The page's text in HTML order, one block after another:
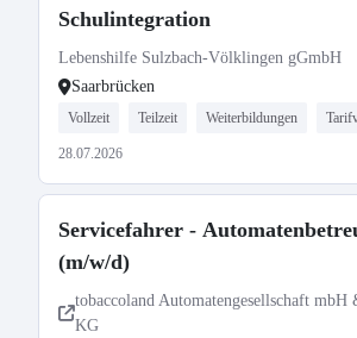
Schulintegration
Lebenshilfe Sulzbach-Völklingen gGmbH
Saarbrücken
Vollzeit Teilzeit Weiterbildungen
28.07.2026
Servicefahrer -
(m/w/d)
tobaccoland Automatengesellschaft mbH
KG